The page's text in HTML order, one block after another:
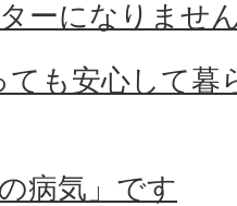
ーになりませ
ても安心して暮
病気」です